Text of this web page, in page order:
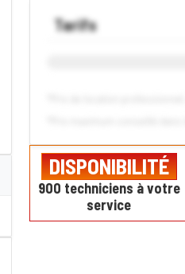
DISPONIBILITÉ
900 techniciens à votre
service
Tarifs